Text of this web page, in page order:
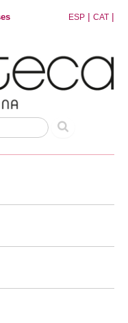
ESP | CAT |